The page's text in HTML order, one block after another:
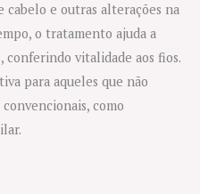
cabelo e outras alterações na
o tratamento ajuda a
conferindo vitalidade aos fios.
para aqueles que não
como